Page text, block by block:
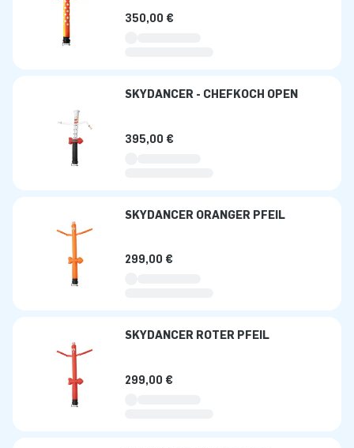
350,00 €
SKYDANCER - CHEFKOCH OPEN
395,00 €
SKYDANCER ORANGER PFEIL
299,00 €
SKYDANCER ROTER PFEIL
299,00 €